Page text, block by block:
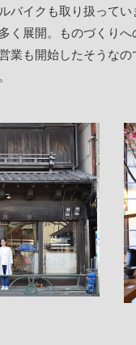
バイクも取り扱って
く展開。ものづくり
業も開始したそうな